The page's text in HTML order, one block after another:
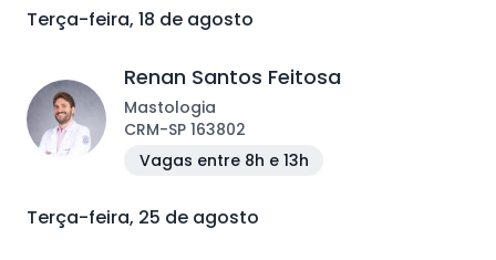
Terça-feira, 18 de agosto
Renan Santos Feitosa
Mastologia
CRM-SP 163802
Vagas entre 8h e 13h
Terça-feira, 25 de agosto